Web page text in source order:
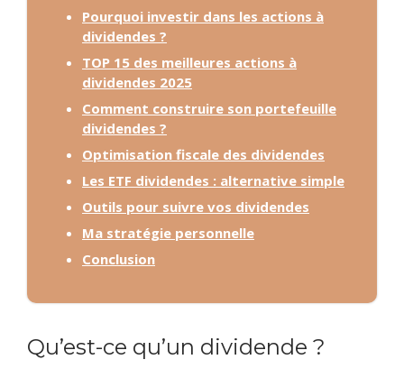
Pourquoi investir dans les actions à
dividendes ?
TOP 15 des meilleures actions à
dividendes 2025
Comment construire son portefeuille
dividendes ?
Optimisation fiscale des dividendes
Les ETF dividendes : alternative simple
Outils pour suivre vos dividendes
Ma stratégie personnelle
Conclusion
Qu’est-ce qu’un dividende ?